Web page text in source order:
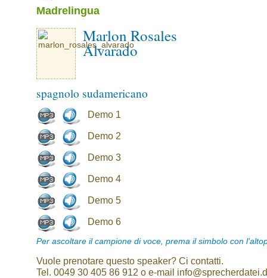
Madrelingua
Marlon Rosales
Alvarado
spagnolo sudamericano
Demo 1
Demo 2
Demo 3
Demo 4
Demo 5
Demo 6
Per ascoltare il campione di voce, prema il simbolo con
Vuole prenotare questo speaker? Ci contatti.
Tel. 0049 30 405 86 912 o e-mail